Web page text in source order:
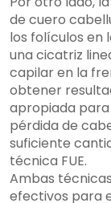
de cuero
los folículos en
una cicatriz
capilar en la
obtener
apropiada
pérdida de
suficiente
técnica FUE.
Ambas
efectivos para